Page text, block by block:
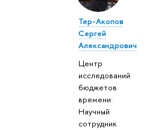
Тер-Акопов
Сергей
Александрович
Центр
исследований
бюджетов
времени:
Научный
сотрудник